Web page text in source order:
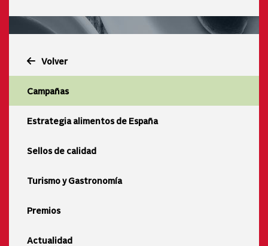
Volver
Campañas
Estrategia alimentos de España
Sellos de calidad
Turismo y Gastronomía
Premios
Actualidad